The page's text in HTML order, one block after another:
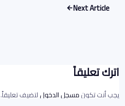
Next Article
اترك تعليقاً
يجب أنت تكونمسجل الدخوللتضيف تعليقاً.